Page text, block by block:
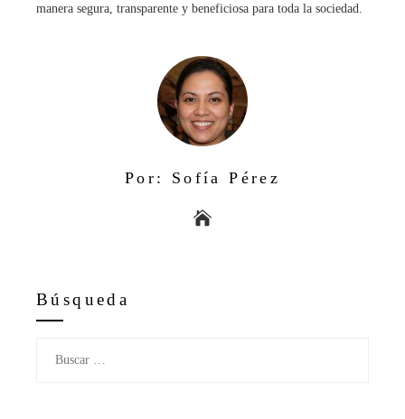
manera segura, transparente y beneficiosa para toda la sociedad.
Por: Sofía Pérez
Búsqueda